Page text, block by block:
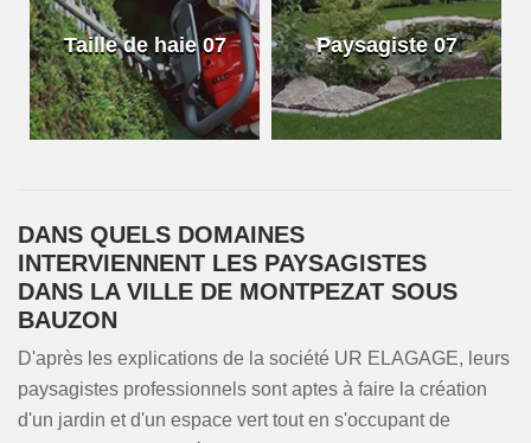
Taille de haie 07 Paysagiste 07
DANS QUELS DOMAINES
INTERVIENNENT LES PAYSAGISTES
DANS LA VILLE DE MONTPEZAT SOUS
BAUZON
D'après les explications de la société UR ELAGAGE, leurs
paysagistes professionnels sont aptes à faire la création
d'un jardin et d'un espace vert tout en s'occupant de